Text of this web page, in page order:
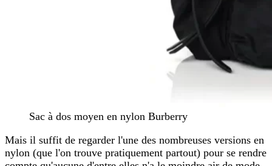
Sac à dos moyen en nylon Burberry
Mais il suffit de regarder l'une des nombreuses versions en
nylon (que l'on trouve pratiquement partout) pour se rendre